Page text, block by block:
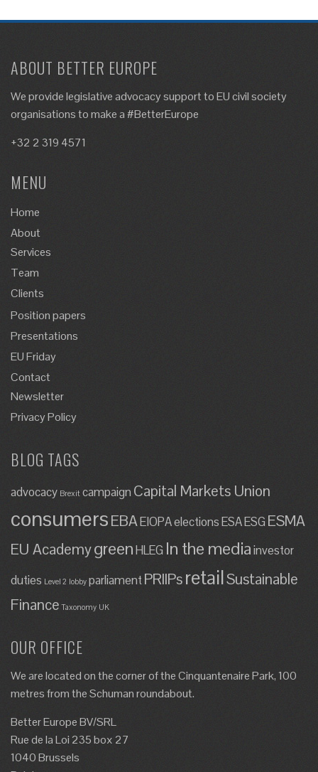
ABOUT BETTER EUROPE
We provide legislative advocacy support to EU civil society
organisations to make a #BetterEurope
+32 2 319 4571
MENU
Home
About
Services
Team
Clients
Position papers
Presentations
EU Friday
Contact
Newsletter
Privacy Policy
BLOG TAGS
advocacy Brexit campaign Capital Markets Union
consumersEBAEIOPAelectionsESAESGESMA
EU AcademygreenHLEG In the mediainvestor
duties Level 2 lobby parliamentPRIIPsretailSustainable
Finance Taxonomy UK
OUR OFFICE
We are located on the corner of the Cinquantenaire Park, 100
metres from the Schuman roundabout.
Better Europe BV/SRL
Rue de la Loi 235 box 27
1040 Brussels